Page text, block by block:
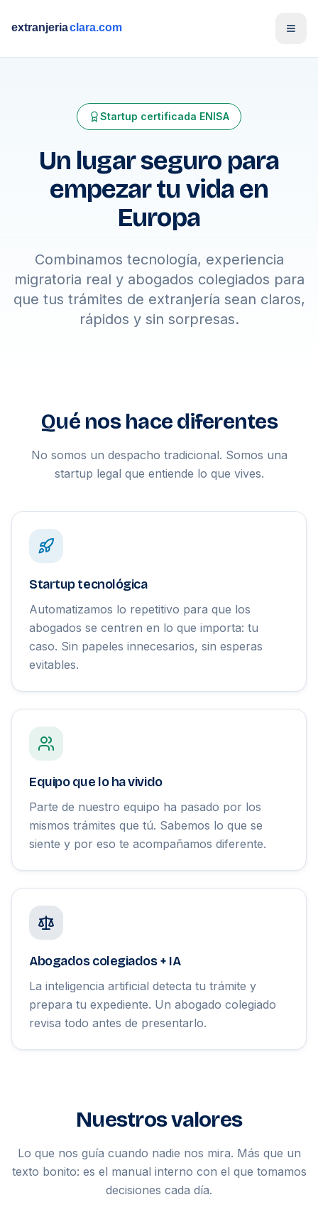
Startup certificada ENISA
Un lugar seguro para
empezar tu vida en
Europa
Combinamos tecnología, experiencia
migratoria real y abogados colegiados para
que tus trámites de extranjería sean claros,
rápidos y sin sorpresas.
Qué nos hace diferentes
No somos un despacho tradicional. Somos una
startup legal que entiende lo que vives.
Startup tecnológica
Automatizamos lo repetitivo para que los
abogados se centren en lo que importa: tu
caso. Sin papeles innecesarios, sin esperas
evitables.
Equipo que lo ha vivido
Parte de nuestro equipo ha pasado por los
mismos trámites que tú. Sabemos lo que se
siente y por eso te acompañamos diferente.
Abogados colegiados + IA
La inteligencia artificial detecta tu trámite y
prepara tu expediente. Un abogado colegiado
revisa todo antes de presentarlo.
Nuestros valores
Lo que nos guía cuando nadie nos mira. Más que un
texto bonito: es el manual interno con el que tomamos
decisiones cada día.